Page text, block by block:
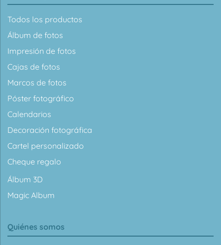
Todos los productos
Álbum de fotos
Impresión de fotos
Cajas de fotos
Marcos de fotos
Póster fotográfico
Calendarios
Decoración fotográfica
Cartel personalizado
Cheque regalo
Álbum 3D
Magic Album
Quiénes somos